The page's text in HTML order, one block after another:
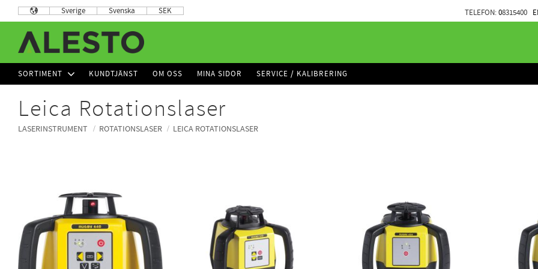
Sverige Svenska SEK TELEFON:08315400
SORTIMENT KUNDTJÄNST OM OSS MINA SIDOR SERVICE / KALIBRERING
Leica Rotationslaser
LASERINSTRUMENT ROTATIONSLASER LEICA ROTATIONSLASER